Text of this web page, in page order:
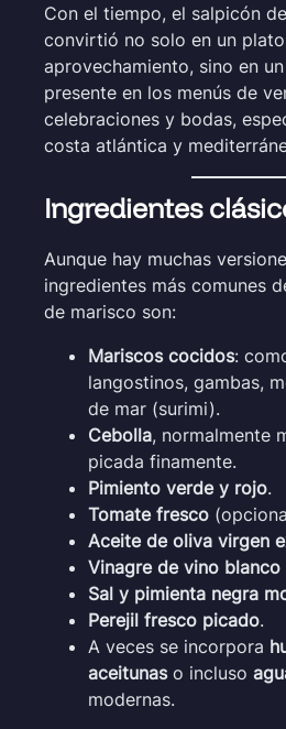
Con el tiempo, el salpicón
convirtió no solo en un
aprovechamiento, sino en
presente en los menús de
celebraciones y bodas,
costa atlántica y
Ingredientes
Aunque hay muchas
ingredientes más comunes
de marisco son:
Mariscos cocidos:
langostinos, gambas,
de mar (surimi).
Cebolla, normalmente
picada finamente.
Pimiento verde y rojo.
Tomate fresco
Aceite de oliva virgen
Vinagre de vino
Sal y pimienta negra
Perejil fresco picado.
A veces se incorpora
aceitunaso incluso
modernas.